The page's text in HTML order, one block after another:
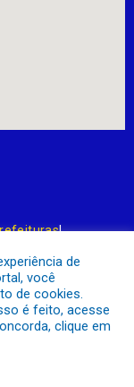
!
transparência
Pública
de
você
de cookies.
é feito, acesse
clique em